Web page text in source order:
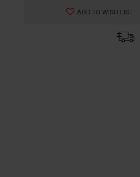
ADD TO WISH LIST